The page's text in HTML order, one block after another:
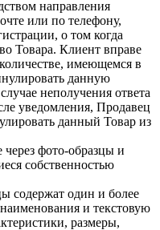
направления
или по телефону,
о том когда
Товара. Клиент вправе
имеющемся в
данную
неполучения ответа
уведомления, Продавец
данный Товар из
через фото-образцы и
собственностью
содержат один и более
и текстовую
размеры,